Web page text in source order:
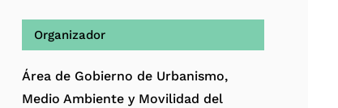
Organizador
Área de Gobierno de Urbanismo,
Medio Ambiente y Movilidad del